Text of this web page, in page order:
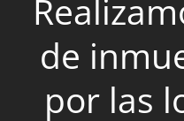
de
por las